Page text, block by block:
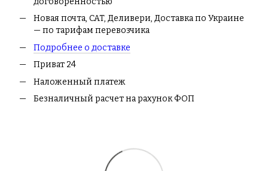
Новая почта, CAT, Деливери, Доставка по Украине
— по тарифам перевозчика
Подробнее о доставке
Приват 24
Наложенный платеж
Безналичный расчет на рахунок ФОП